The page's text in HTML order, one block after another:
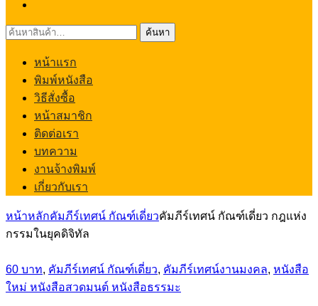
ค้นหา: ค้นหา
หน้าแรก
พิมพ์หนังสือ
วิธีสั่งซื้อ
หน้าสมาชิก
ติดต่อเรา
บทความ
งานจ้างพิมพ์
เกี่ยวกับเรา
หน้าหลักคัมภีร์เทศน์ กัณฑ์เดี่ยวคัมภีร์เทศน์ กัณฑ์เดี่ยว กฎแห่ง
กรรมในยุคดิจิทัล
60 บาท, คัมภีร์เทศน์ กัณฑ์เดี่ยว, คัมภีร์เทศน์งานมงคล, หนังสือ
ใหม่ หนังสือสวดมนต์ หนังสือธรรมะ